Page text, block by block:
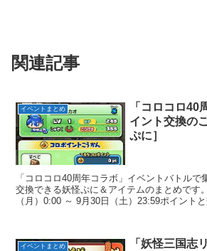
関連記事
イベントまとめ
「コロコロ40
イント交換の
ぷに］
「コロコロ40周年コラボ」イベントバトルで
交換できる妖怪ぷに＆アイテムのまとめです
（月）0:00 ～ 9月30日（土）23:59ポイント
イベントまとめ
「妖怪三国志